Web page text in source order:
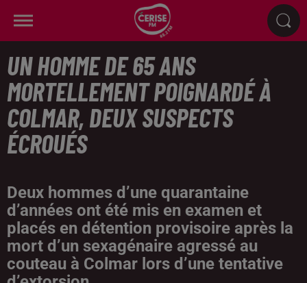
UN HOMME DE 65 ANS
MORTELLEMENT POIGNARDÉ À
COLMAR, DEUX SUSPECTS
ÉCROUÉS
Deux hommes d’une quarantaine
d’années ont été mis en examen et
placés en détention provisoire après la
mort d’un sexagénaire agressé au
couteau à Colmar lors d’une tentative